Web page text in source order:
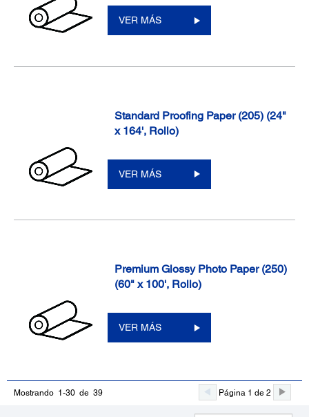
VER MÁS
Standard Proofing Paper (205) (24"
x 164', Rollo)
VER MÁS
Premium Glossy Photo Paper (250)
(60" x 100', Rollo)
VER MÁS
Mostrando 1-30 de 39 Página 1 de 2